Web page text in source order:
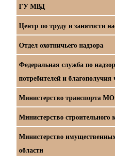
ГУ МВД
Центр по труду и занятости
Отдел охотничьего надзора
Федеральная служба по
потребителей и благополучия
Министерство транспорта МО
Министерство
Министерство
области